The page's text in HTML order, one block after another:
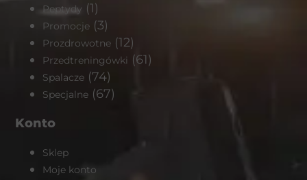
Peptydy (1)
Promocje (3)
Prozdrowotne (12)
Przedtreningówki (61)
Spalacze (74)
Specjalne (67)
Konto
Sklep
Moje konto